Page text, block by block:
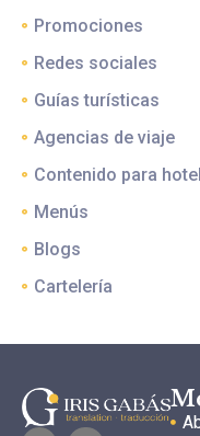
Promociones
Redes sociales
Guías turísticas
Agencias de viaje
Contenido para
Menús
Blogs
Cartelería